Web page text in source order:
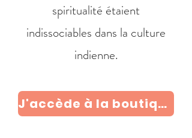
spiritualité étaient
indissociables dans la culture
indienne.
J'accède à la boutique